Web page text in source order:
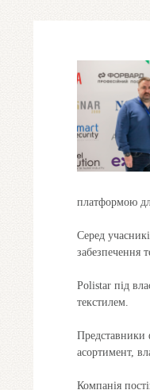
платформою
Серед
забезпечення
Polistar під
текстилем.
Представники
асортимент,
Компанія